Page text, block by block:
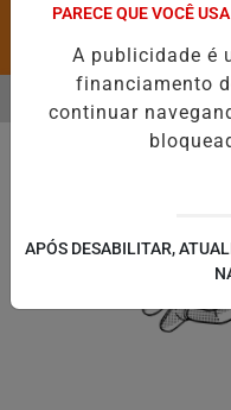
Pesquisar
EM ALTA
PARECE QUE VOCÊ
A publicidade é
financiamento
continuar
APÓS DESABILITAR,